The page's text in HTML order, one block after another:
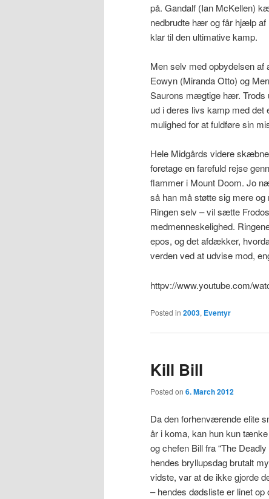
på. Gandalf (Ian McKellen)
nedbrudte hær og får hjælp af
klar til den ultimative kamp.
Men selv med opbydelsen
Eowyn (Miranda Otto) og
Saurons mægtige hær. Trods
ud i deres livs kamp med
mulighed for at fuldføre sin
Hele Midgårds videre
foretage en farefuld rejse
flammer i Mount Doom. Jo
så han må støtte sig mere
Ringen selv – vil sætte
medmenneskelighed.
epos, og det afdækker,
verden ved at udvise mod,
httpv://www.youtube.com/
Posted in 2003, Eventyr
Kill Bill
Posted on 6. March 2012
Da den forhenværende elite
år i koma, kan hun kun
og chefen Bill fra “The
hendes bryllupsdag brutalt
vidste, var at de ikke gjorde
– hendes dødsliste er linet